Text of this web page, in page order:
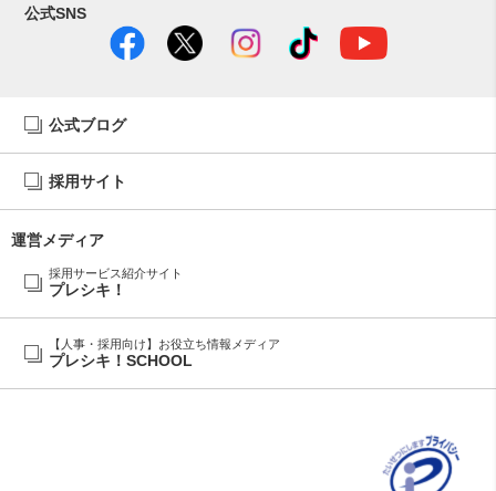
公式SNS
公式ブログ
採用サイト
運営メディア
採用サービス紹介サイト
プレシキ！
【人事・採用向け】お役立ち情報メディア
プレシキ！SCHOOL